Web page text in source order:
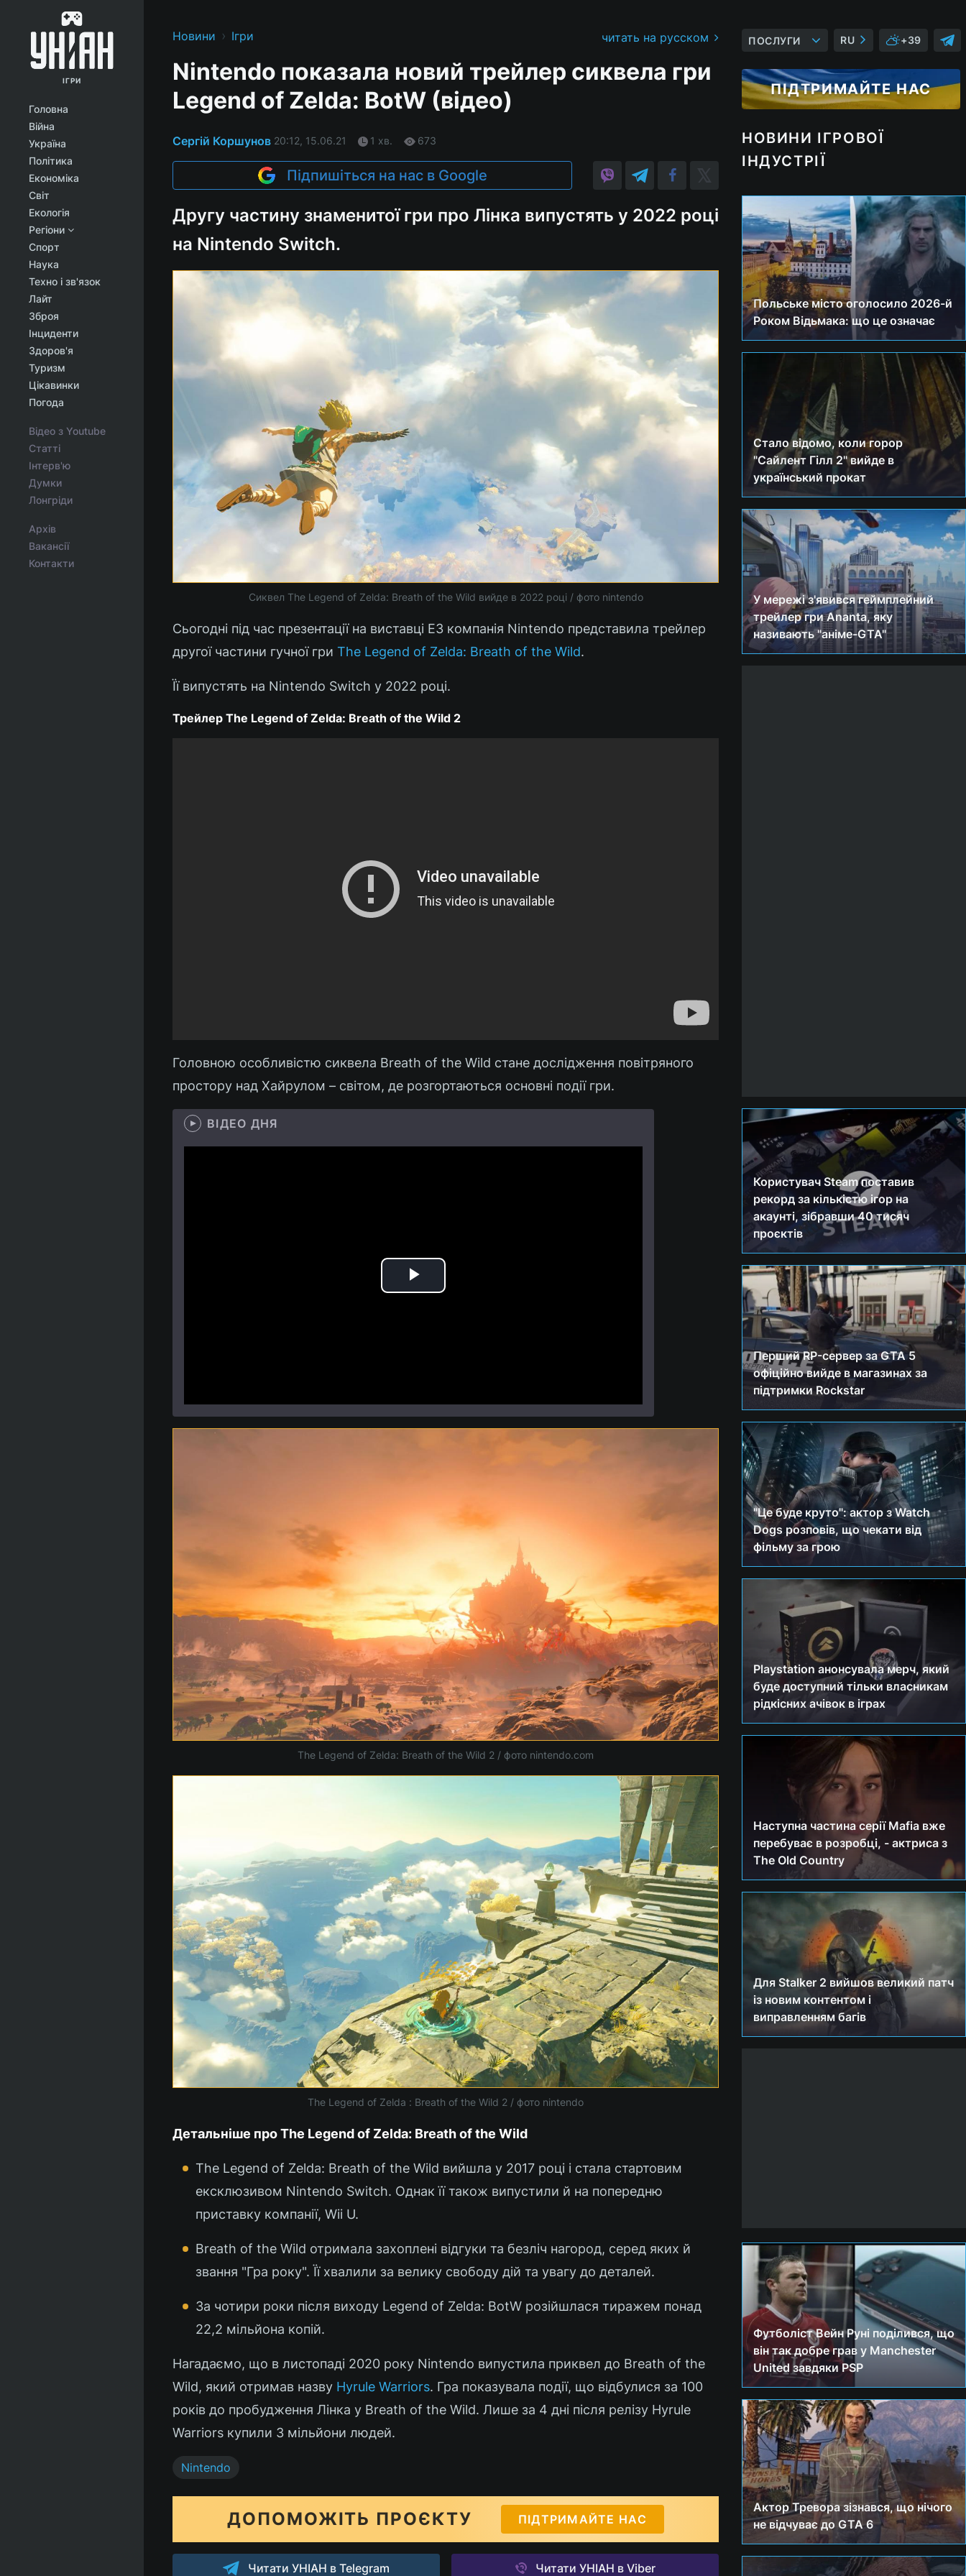
ІГРИ
Головна
Війна
Україна
Політика
Економіка
Світ
Екологія
Регіони
Спорт
Наука
Техно і зв'язок
Лайт
Зброя
Інциденти
Здоров'я
Туризм
Цікавинки
Погода
Відео з Youtube
Статті
Інтерв'ю
Думки
Лонгріди
Архів
Вакансії
Контакти
Новини › Ігри читать на русском
Nintendo показала новий трейлер сиквела гри
Legend of Zelda: BotW (відео)
Сергій Коршунов 20:12, 15.06.21 1 хв. 673
Підпишіться на нас в Google
Другу частину знаменитої гри про Лінка випустять у 2022 році
на Nintendo Switch.
Сиквел The Legend of Zelda: Breath of the Wild вийде в 2022 році / фото nintendo
Сьогодні під час презентації на виставці E3 компанія Nintendo представила трейлер
другої частини гучної гри The Legend of Zelda: Breath of the Wild.
Її випустять на Nintendo Switch у 2022 році.
Трейлер The Legend of Zelda: Breath of the Wild 2
Головною особливістю сиквела Breath of the Wild стане дослідження повітряного
простору над Хайрулом – світом, де розгортаються основні події гри.
ВІДЕО ДНЯ
Play
The Legend of Zelda: Breath of the Wild 2 / фото nintendo.com
The Legend of Zelda : Breath of the Wild 2 / фото nintendo
Детальніше про The Legend of Zelda: Breath of the Wild
The Legend of Zelda: Breath of the Wild вийшла у 2017 році і стала стартовим
ексклюзивом Nintendo Switch. Однак її також випустили й на попередню
приставку компанії, Wii U.
Breath of the Wild отримала захоплені відгуки та безліч нагород, серед яких й
звання "Гра року". Її хвалили за велику свободу дій та увагу до деталей.
За чотири роки після виходу Legend of Zelda: BotW розійшлася тиражем понад
22,2 мільйона копій.
Нагадаємо, що в листопаді 2020 року Nintendo випустила приквел до Breath of the
Wild, який отримав назву Hyrule Warriors. Гра показувала події, що відбулися за 100
років до пробудження Лінка у Breath of the Wild. Лише за 4 дні після релізу Hyrule
Warriors купили 3 мільйони людей.
Nintendo
ДОПОМОЖІТЬ ПРОЄКТУ ПІДТРИМАЙТЕ НАС
Читати УНІАН в Telegram Читати УНІАН в Viber
ПОСЛУГИ RU +39
ПІДТРИМАЙТЕ НАС
НОВИНИ ІГРОВОЇ
ІНДУСТРІЇ
Польське місто оголосило 2026-й
Роком Відьмака: що це означає
Стало відомо, коли горор
"Сайлент Гілл 2" вийде в
український прокат
У мережі з'явився геймплейний
трейлер гри Ananta, яку
називають "аніме-GTA"
Користувач Steam поставив
рекорд за кількістю ігор на
акаунті, зібравши 40 тисяч
проєктів
Перший RP-сервер за GTA 5
офіційно вийде в магазинах за
підтримки Rockstar
"Це буде круто": актор з Watch
Dogs розповів, що чекати від
фільму за грою
Playstation анонсувала мерч, який
буде доступний тільки власникам
рідкісних ачівок в іграх
Наступна частина серії Mafia вже
перебуває в розробці, - актриса з
The Old Country
Для Stalker 2 вийшов великий патч
із новим контентом і
виправленням багів
Футболіст Вейн Руні поділився, що
він так добре грав у Manchester
United завдяки PSP
Актор Тревора зізнався, що нічого
не відчуває до GTA 6